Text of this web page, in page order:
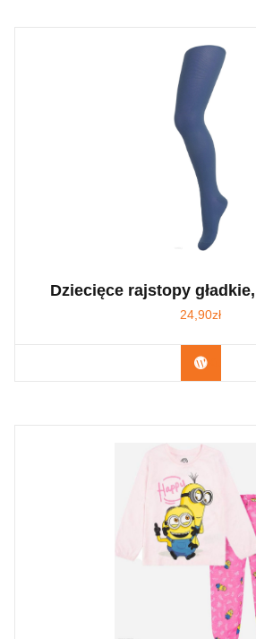
Dziecięce rajstopy
24,90zł
Kup